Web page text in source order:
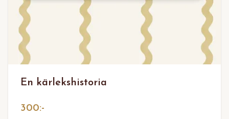
En kärlekshistoria
300:-